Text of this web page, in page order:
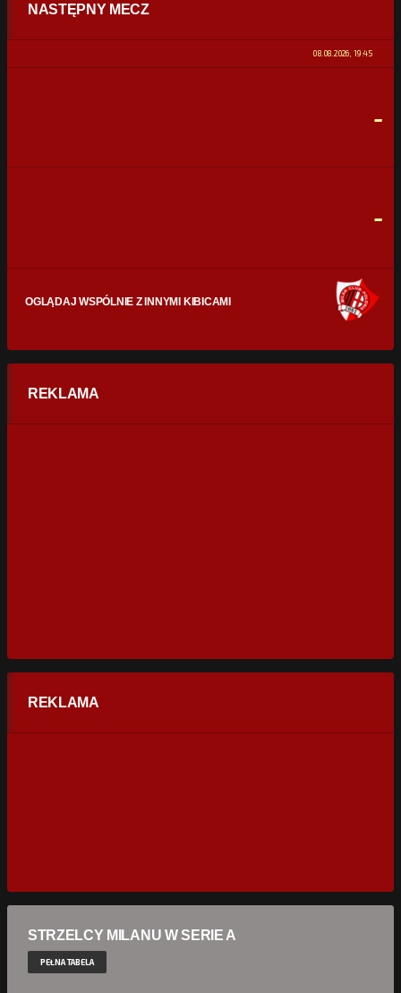
0% 100%
NASTĘPNY MECZ
08.08.2026, 19:45
-
-
OGLĄDAJ WSPÓLNIE Z INNYMI KIBICAMI
REKLAMA
REKLAMA
STRZELCY MILANU W SERIE A
PEŁNA TABELA